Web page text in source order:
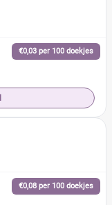
€0,03 per 100 doekjes
€0,08 per 100 doekjes